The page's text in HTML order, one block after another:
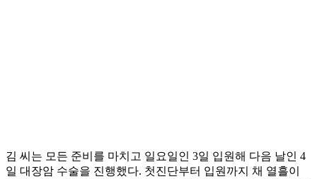
김 씨는 모든 준비를 마치고 일요일인 3일 입원해 다음 날인 4
일 대장암 수술을 진행했다. 첫진단부터 입원까지 채 열흘이